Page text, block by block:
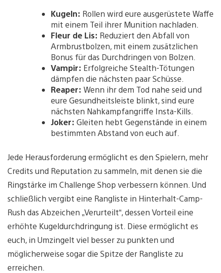
Kugeln: Rollen wird eure ausgerüstete Waffe
mit einem Teil ihrer Munition nachladen.
Fleur de Lis: Reduziert den Abfall von
Armbrustbolzen, mit einem zusätzlichen
Bonus für das Durchdringen von Bolzen.
Vampir: Erfolgreiche Stealth-Tötungen
dämpfen die nächsten paar Schüsse.
Reaper: Wenn ihr dem Tod nahe seid und
eure Gesundheitsleiste blinkt, sind eure
nächsten Nahkampfangriffe Insta-Kills.
Joker: Gleiten hebt Gegenstände in einem
bestimmten Abstand von euch auf.
Jede Herausforderung ermöglicht es den Spielern, mehr
Credits und Reputation zu sammeln, mit denen sie die
Ringstärke im Challenge Shop verbessern können. Und
schließlich vergibt eine Rangliste in Hinterhalt-Camp-
Rush das Abzeichen „Verurteilt“, dessen Vorteil eine
erhöhte Kugeldurchdringung ist. Diese ermöglicht es
euch, in Umzingelt viel besser zu punkten und
möglicherweise sogar die Spitze der Rangliste zu
erreichen.